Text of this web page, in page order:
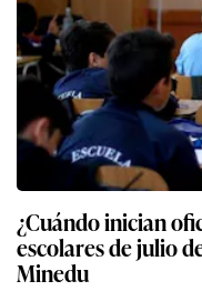
¿Cuándo inician
escolares de julio
Minedu